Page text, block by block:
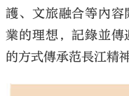
護、文旅融合等內
業的理想，記錄並
的方式傳承范長江精神